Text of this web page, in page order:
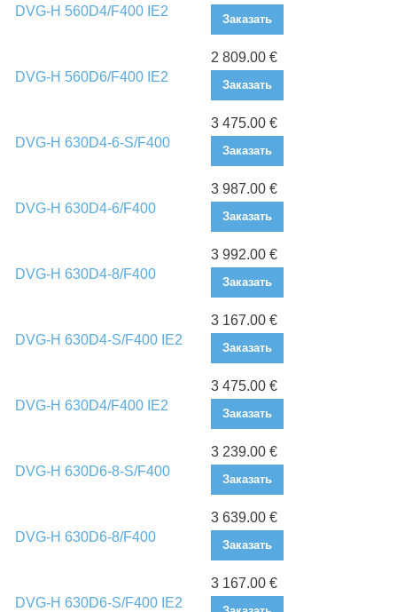
DVG-H 560D4/F400 IE2
Заказать
DVG-H 560D6/F400 IE2
2 809.00 €
Заказать
DVG-H 630D4-6-S/F400
3 475.00 €
Заказать
DVG-H 630D4-6/F400
3 987.00 €
Заказать
DVG-H 630D4-8/F400
3 992.00 €
Заказать
DVG-H 630D4-S/F400 IE2
3 167.00 €
Заказать
DVG-H 630D4/F400 IE2
3 475.00 €
Заказать
DVG-H 630D6-8-S/F400
3 239.00 €
Заказать
DVG-H 630D6-8/F400
3 639.00 €
Заказать
DVG-H 630D6-S/F400 IE2
3 167.00 €